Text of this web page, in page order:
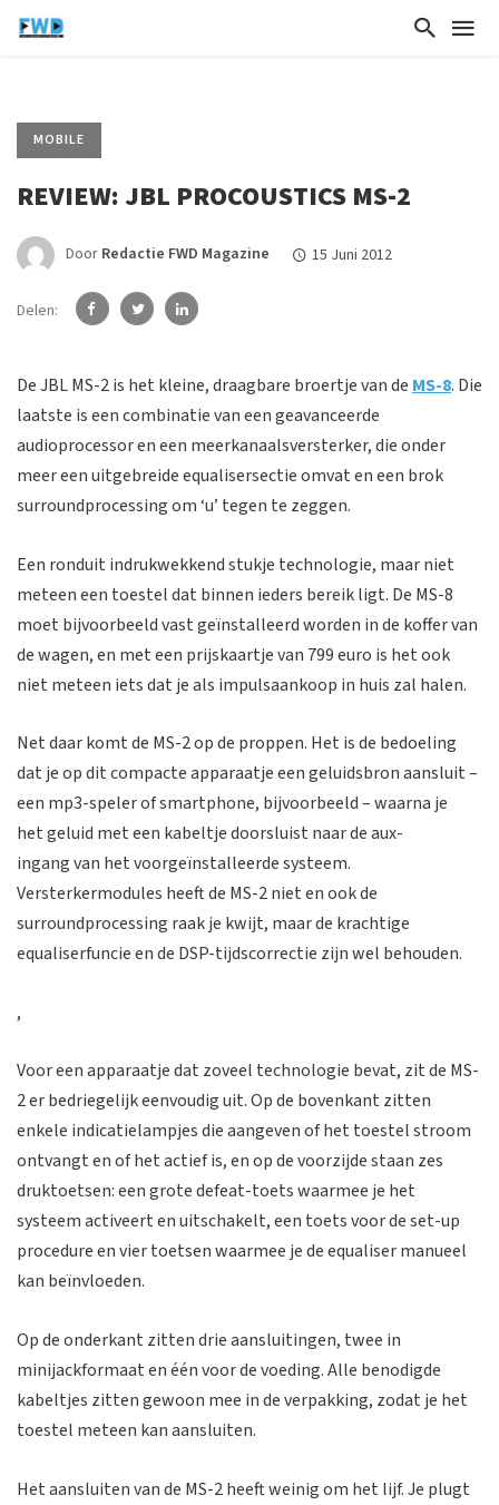
MOBILE
REVIEW: JBL PROCOUSTICS MS-2
Door Redactie FWD Magazine 15 Juni 2012
Delen:
De JBL MS-2 is het kleine, draagbare broertje van de MS-8. Die
laatste is een combinatie van een geavanceerde
audioprocessor en een meerkanaalsversterker, die onder
meer een uitgebreide equalisersectie omvat en een brok
surroundprocessing om ‘u’ tegen te zeggen.
Een ronduit indrukwekkend stukje technologie, maar niet
meteen een toestel dat binnen ieders bereik ligt. De MS-8
moet bijvoorbeeld vast geïnstalleerd worden in de koffer van
de wagen, en met een prijskaartje van 799 euro is het ook
niet meteen iets dat je als impulsaankoop in huis zal halen.
Net daar komt de MS-2 op de proppen. Het is de bedoeling
dat je op dit compacte apparaatje een geluidsbron aansluit –
een mp3-speler of smartphone, bijvoorbeeld – waarna je
het geluid met een kabeltje doorsluist naar de aux-
ingang van het voorgeïnstalleerde systeem.
Versterkermodules heeft de MS-2 niet en ook de
surroundprocessing raak je kwijt, maar de krachtige
equaliserfuncie en de DSP-tijdscorrectie zijn wel behouden.
,
Voor een apparaatje dat zoveel technologie bevat, zit de MS-
2 er bedriegelijk eenvoudig uit. Op de bovenkant zitten
enkele indicatielampjes die aangeven of het toestel stroom
ontvangt en of het actief is, en op de voorzijde staan zes
druktoetsen: een grote defeat-toets waarmee je het
systeem activeert en uitschakelt, een toets voor de set-up
procedure en vier toetsen waarmee je de equaliser manueel
kan beïnvloeden.
Op de onderkant zitten drie aansluitingen, twee in
minijackformaat en één voor de voeding. Alle benodigde
kabeltjes zitten gewoon mee in de verpakking, zodat je het
toestel meteen kan aansluiten.
Het aansluiten van de MS-2 heeft weinig om het lijf. Je plugt